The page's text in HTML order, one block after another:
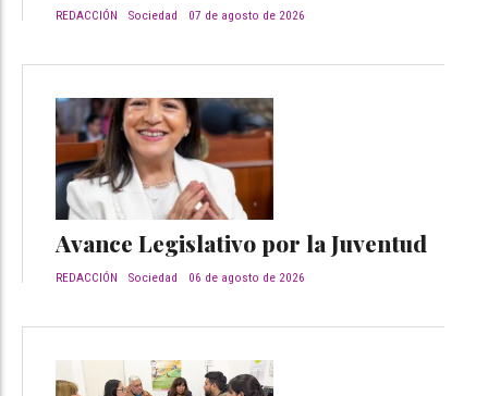
REDACCIÓN Sociedad 07 de agosto de 2026
Avance Legislativo por la Juventud
REDACCIÓN Sociedad 06 de agosto de 2026